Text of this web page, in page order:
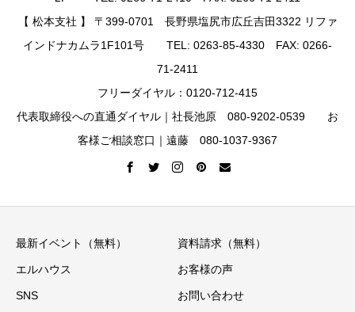
【 松本支社 】 〒399-0701 長野県塩尻市広丘吉田3322 リファ
インドナカムラ1F101号 TEL: 0263-85-4330 FAX: 0266-
71-2411
フリーダイヤル：0120-712-415
代表取締役への直通ダイヤル｜社長池原 080-9202-0539 お
客様ご相談窓口｜遠藤 080-1037-9367
最新イベント（無料） 資料請求（無料）
エルハウス お客様の声
SNS お問い合わせ